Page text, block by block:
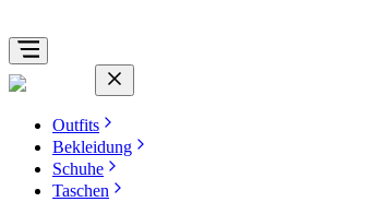
Outfits
Bekleidung
Schuhe
Taschen